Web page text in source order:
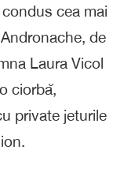
cea mai
de
Laura Vicol
ciorbă,
private jeturile